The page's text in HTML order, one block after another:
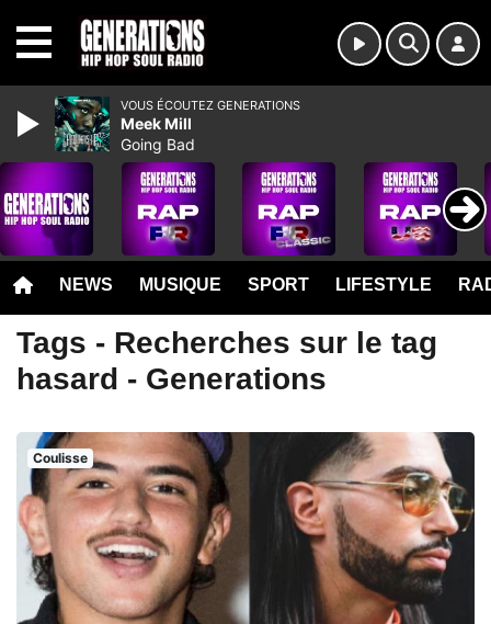
NEWS MUSIQUE SPORT LIFESTYLE
Tags - Recherches sur le tag
hasard - Generations
Coulisse
VOUS ÉCOUTEZ GENERATIONS
Meek Mill
Going Bad